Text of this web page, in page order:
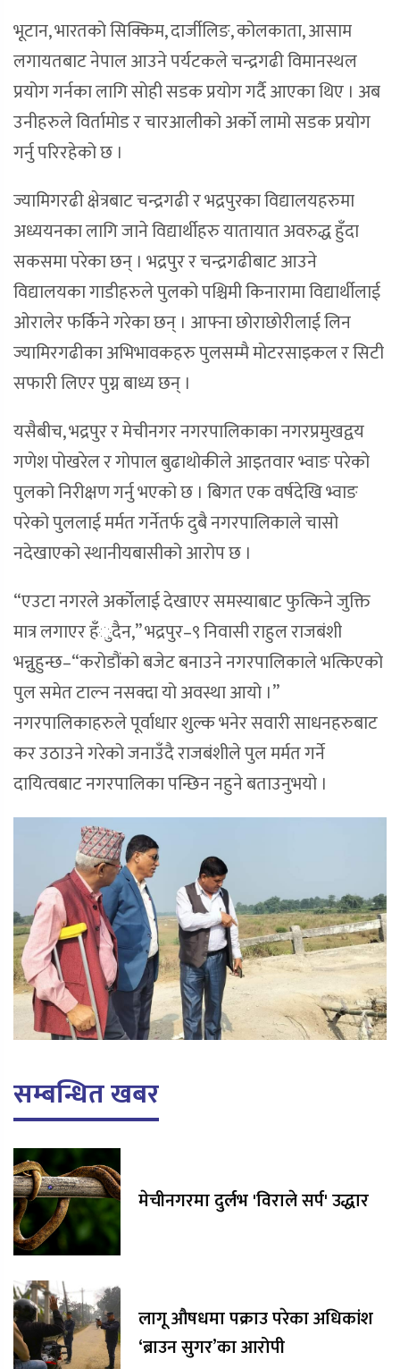
भूटान, भारतको सिक्किम, दार्जीलिङ, कोलकाता, आसाम
लगायतबाट नेपाल आउने पर्यटकले चन्द्रगढी विमानस्थल
प्रयोग गर्नका लागि सोही सडक प्रयोग गर्दै आएका थिए । अब
उनीहरुले विर्तामोड र चारआलीको अर्को लामो सडक प्रयोग
गर्नु परिरहेको छ ।
ज्यामिगरढी क्षेत्रबाट चन्द्रगढी र भद्रपुरका विद्यालयहरुमा
अध्ययनका लागि जाने विद्यार्थीहरु यातायात अवरुद्ध हुँदा
सकसमा परेका छन् । भद्रपुर र चन्द्रगढीबाट आउने
विद्यालयका गाडीहरुले पुलको पश्चिमी किनारामा विद्यार्थीलाई
ओरालेर फर्किने गरेका छन् । आफ्ना छोराछोरीलाई लिन
ज्यामिरगढीका अभिभावकहरु पुलसम्मै मोटरसाइकल र सिटी
सफारी लिएर पुग्न बाध्य छन् ।
यसैबीच, भद्रपुर र मेचीनगर नगरपालिकाका नगरप्रमुखद्वय
गणेश पोखरेल र गोपाल बुढाथोकीले आइतवार भ्वाङ परेको
पुलको निरीक्षण गर्नु भएको छ । बिगत एक वर्षदेखि भ्वाङ
परेको पुललाई मर्मत गर्नेतर्फ दुबै नगरपालिकाले चासो
नदेखाएको स्थानीयबासीको आरोप छ ।
“एउटा नगरले अर्कोलाई देखाएर समस्याबाट फुत्किने जुक्ति
मात्र लगाएर हँुदैन,” भद्रपुर–९ निवासी राहुल राजबंशी
भन्नुुहुन्छ–“करोडौंको बजेट बनाउने नगरपालिकाले भत्किएको
पुल समेत टाल्न नसक्दा यो अवस्था आयो ।”
नगरपालिकाहरुले पूर्वाधार शुल्क भनेर सवारी साधनहरुबाट
कर उठाउने गरेको जनाउँदै राजबंशीले पुल मर्मत गर्ने
दायित्वबाट नगरपालिका पन्छिन नहुने बताउनुभयो ।
सम्बन्धित खबर
मेचीनगरमा दुर्लभ 'विराले सर्प' उद्धार
लागू औषधमा पक्राउ परेका अधिकांश
‘ब्राउन सुगर’का आरोपी